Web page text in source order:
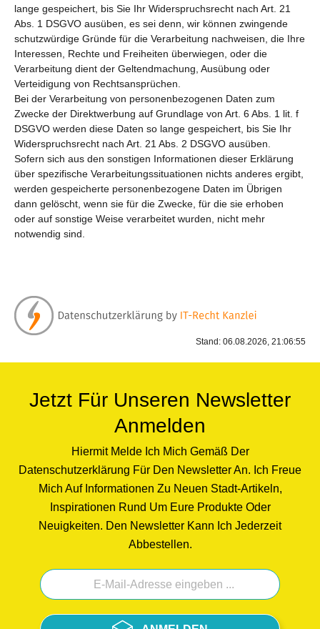
lange gespeichert, bis Sie Ihr Widerspruchsrecht nach Art. 21
Abs. 1 DSGVO ausüben, es sei denn, wir können zwingende
schutzwürdige Gründe für die Verarbeitung nachweisen, die Ihre
Interessen, Rechte und Freiheiten überwiegen, oder die
Verarbeitung dient der Geltendmachung, Ausübung oder
Verteidigung von Rechtsansprüchen.
Bei der Verarbeitung von personenbezogenen Daten zum
Zwecke der Direktwerbung auf Grundlage von Art. 6 Abs. 1 lit. f
DSGVO werden diese Daten so lange gespeichert, bis Sie Ihr
Widerspruchsrecht nach Art. 21 Abs. 2 DSGVO ausüben.
Sofern sich aus den sonstigen Informationen dieser Erklärung
über spezifische Verarbeitungssituationen nichts anderes ergibt,
werden gespeicherte personenbezogene Daten im Übrigen
dann gelöscht, wenn sie für die Zwecke, für die sie erhoben
oder auf sonstige Weise verarbeitet wurden, nicht mehr
notwendig sind.
Stand: 06.08.2026, 21:06:55
Jetzt Für Unseren Newsletter
Anmelden
Hiermit Melde Ich Mich Gemäß Der
Datenschutzerklärung Für Den Newsletter An. Ich Freue
Mich Auf Informationen Zu Neuen Stadt-Artikeln,
Inspirationen Rund Um Eure Produkte Oder
Neuigkeiten. Den Newsletter Kann Ich Jederzeit
Abbestellen.